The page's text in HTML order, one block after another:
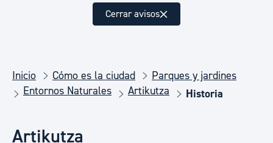
Cerrar avisos
Inicio Cómo es la ciudad
Parques y jardines
Entornos Naturales
Artikutza Historia
Artikutza